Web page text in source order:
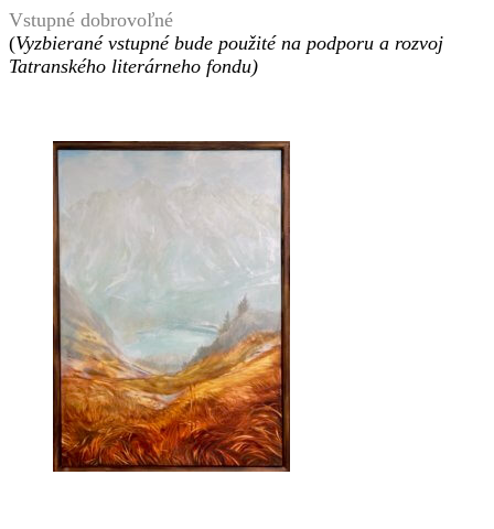
Vstupné dobrovoľné
(Vyzbierané vstupné bude použité na podporu a rozvoj
Tatranského literárneho fondu)